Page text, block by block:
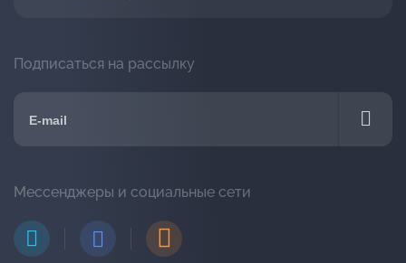
Подписаться на рассылку
Мессенджеры и социальные сети